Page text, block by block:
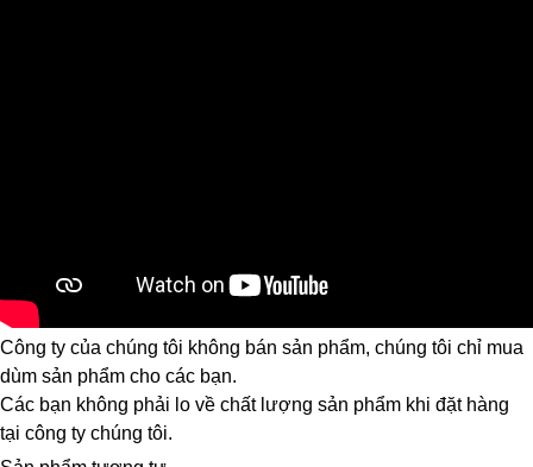
Công ty của chúng tôi không bán sản phẩm, chúng tôi chỉ mua
dùm sản phẩm cho các bạn.
Các bạn không phải lo về chất lượng sản phẩm khi đặt hàng
tại công ty chúng tôi.